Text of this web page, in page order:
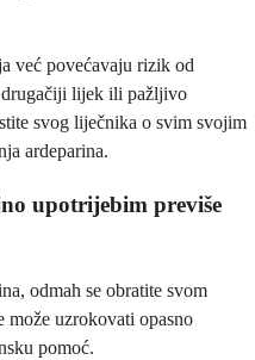
već povećavaju rizik od
drugačiji lijek ili pažljivo
svog liječnika o svim svojim
ardeparina.
upotrijebim previše
odmah se obratite svom
uzrokovati opasno
pomoć.